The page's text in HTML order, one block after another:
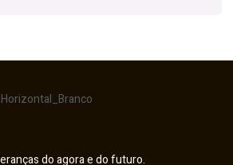
do agora e do futuro.